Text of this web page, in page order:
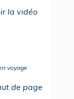
la vidéo
voyage
de page